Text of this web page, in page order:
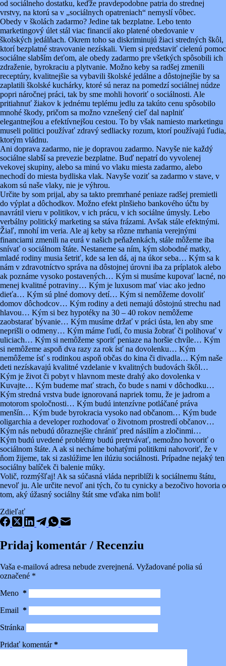
od sociálneho dostatku, keďže pravdepodobne patria do strednej
vrstvy, na ktorú sa v „sociálnych opatreniach“ nemyslí vôbec.
Obedy v školách zadarmo? Jedine tak bezplatne. Lebo tento
marketingový úlet stál viac financií ako platené obedovanie v
školských jedálňach. Okrem toho sa diskriminujú žiaci stredných škôl,
ktorí bezplatné stravovanie nezískali. Viem si predstaviť cielenú pomoc
sociálne slabším deťom, ale obedy zadarmo pre všetkých spôsobili ich
zdraženie, byrokraciu a plytvanie. Možno keby sa radšej zmenili
receptúry, kvalitnejšie sa vybavili školské jedálne a dôstojnejšie by sa
zaplatili školské kuchárky, ktoré sú neraz na pomedzí sociálnej núdze
popri náročnej práci, tak by sme mohli hovoriť o sociálnosti. Ale
pritiahnuť žiakov k jednému teplému jedlu za takúto cenu spôsobilo
mnohé škody, pričom sa možno vznešený cieľ dal naplniť
elegantnejšou a efektívnejšou cestou. To by však namiesto marketingu
museli politici používať zdravý sedliacky rozum, ktorí používajú ľudia,
ktorým vládnu.
Ani doprava zadarmo, nie je dopravou zadarmo. Navyše nie každý
sociálne slabší sa prevezie bezplatne. Buď nepatrí do vyvolenej
vekovej skupiny, alebo sa minú vo vlaku miesta zadarmo, alebo
nechodí do miesta bydliska vlak. Navyše voziť sa zadarmo v stave, v
akom sú naše vlaky, nie je výhrou.
Určite by som prijal, aby sa takto premrhané peniaze radšej premietli
do výplat a dôchodkov. Možno efekt plnšieho bankového účtu by
navrátil vieru v politikov, v ich prácu, v ich sociálne úmysly. Lebo
verbálny politický marketing sa stáva frázami. Avšak stále efektnými.
Žiaľ, mnohí im veria. Ale aj keby sa rôzne mrhania verejnými
financiami zmenili na eurá v našich peňaženkách, stále môžeme iba
snívať o sociálnom štáte. Nestaneme sa ním, kým slobodné matky,
mladé rodiny musia šetriť, kde sa len dá, aj na úkor seba… Kým sa k
nám v zdravotníctvo správa na dôstojnej úrovni iba za príplatok alebo
ak poznáme vysoko postavených… Kým si musíme kupovať lacné, no
menej kvalitné potraviny… Kým je luxusom mať viac ako jedno
dieťa… Kým sú plné domovy detí… Kým si nemôžeme dovoliť
domov dôchodcov… Kým rodiny a deti nemajú dôstojnú strechu nad
hlavou… Kým si bez hypotéky na 30 – 40 rokov nemôžeme
zaobstarať bývanie… Kým musíme držať v práci ústa, len aby sme
neprišli o odmeny… Kým máme ľudí, čo musia žobrať či polihovať v
uliciach… Kým si nemôžeme sporiť peniaze na horšie chvíle… Kým
si nemôžeme aspoň dva razy za rok ísť na dovolenku… Kým
nemôžeme ísť s rodinkou aspoň občas do kina či divadla… Kým naše
deti nezískavajú kvalitné vzdelanie v kvalitných budovách škôl…
Kým je život či pobyt v hlavnom meste drahý ako dovolenka v
Kuvajte… Kým budeme mať strach, čo bude s nami v dôchodku…
Kým stredná vrstva bude ignorovaná napriek tomu, že je jadrom a
motorom spoločnosti… Kým budú intenzívne potláčané práva
menšín… Kým bude byrokracia vysoko nad občanom… Kým bude
oligarchia a developer rozhodovať o životnom prostredí občanov…
Kým nás nebudú dôraznejšie chrániť pred násilím a zločinmi…
Kým budú uvedené problémy budú pretrvávať, nemožno hovoriť o
sociálnom štáte. A ak si necháme bohatými politikmi nahovoriť, že v
ňom žijeme, tak si zaslúžime len ilúziu sociálnosti. Prípadne nejaký ten
sociálny balíček či balenie múky.
Volič, rozmýšľaj! Ak sa súčasná vláda nepriblíži k sociálnemu štátu,
nevoľ ju. Ale určite nevoľ ani tých, čo tu cynicky a bezočivo hovoria o
tom, aký úžasný sociálny štát sme vďaka nim boli!
Zdieľať
Pridaj komentár / Recenziu
Vaša e-mailová adresa nebude zverejnená. Vyžadované polia sú
označené *
Meno *
Email *
Stránka
Pridať komentár*